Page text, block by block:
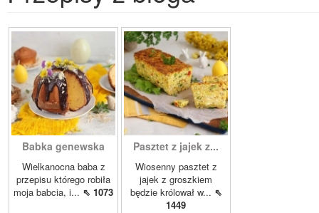
Babka genewska
Wielkanocna baba z
przepisu którego robiła
moja babcia, i... ⇖ 1073
Pasztet z jajek z...
Wiosenny pasztet z
jajek z groszkiem
będzie królował w... ⇖
1449